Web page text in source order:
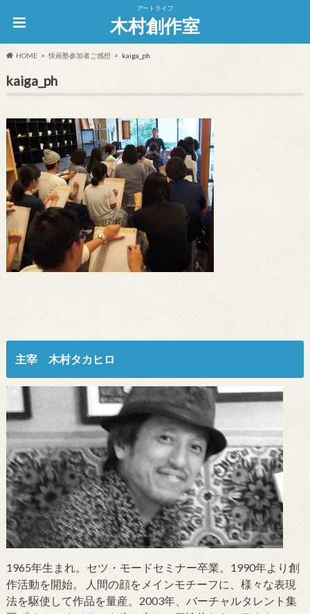
アートライフ
木村創作室
HOME 快画塾参加者ご感想 kaiga_ph
kaiga_ph
主宰 木村タカヒロ
1965年生まれ。セツ・モードセミナー卒業。1990年より創
作活動を開始。 人間の顔をメインモチーフに、様々な表現
法を駆使して作品を量産。2003年、バーチャルタレント集